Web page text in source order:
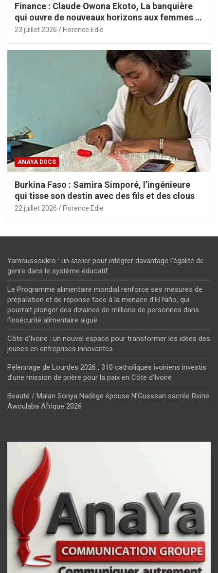
Finance : Claude Owona Ekoto, La banquière
qui ouvre de nouveaux horizons aux femmes et
aux PME africaines
23 juillet 2026 Florence Edie
ANAYA DOCS
Burkina Faso : Samira Simporé, l’ingénieure
qui tisse son destin avec des fils et des clous
22 juillet 2026 Florence Edie
Yamoussoukro : un atelier pour intégrer davantage l’égalité de
genre dans le système éducatif
Le Programme alimentaire mondial renforce ses mesures de
préparation et de réponse face à la menace d’El Niño, qui
pourrait plonger des dizaines de millions de personnes dans
l’insécurité alimentaire aiguë
Côte d’Ivoire : un nouvel espace pour transformer les idées des
jeunes en entreprises innovantes
Pèlerinage de Lourdes 2026 : 310 catholiques ivoiriens investis
d’une mission de prière pour la paix en Côte d’Ivoire
Beauté / Malan Sonya Nadège épouse N’Guessan sacrée Reine
Awoulaba Afrique 2026